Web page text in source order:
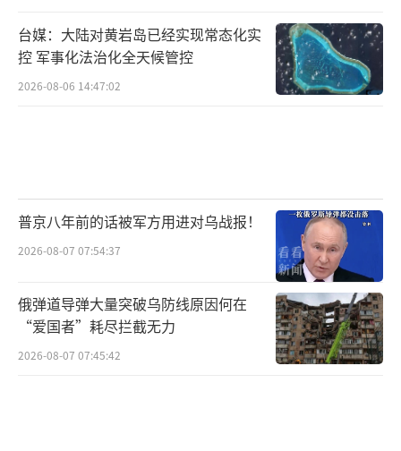
台媒：大陆对黄岩岛已经实现常态化实
控 军事化法治化全天候管控
2026-08-06 14:47:02
普京八年前的话被军方用进对乌战报！
2026-08-07 07:54:37
俄弹道导弹大量突破乌防线原因何在
“爱国者”耗尽拦截无力
2026-08-07 07:45:42